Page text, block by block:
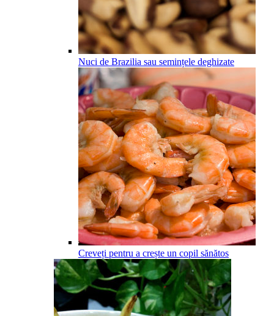
Nuci de Brazilia sau semințele deghizate
Creveți pentru a crește un copil sănătos